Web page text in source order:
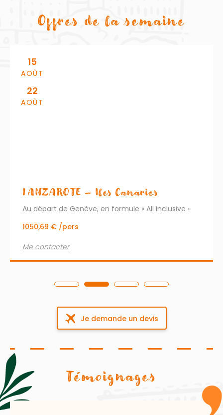
Offres de la semaine
15
AOÛT
22
AOÛT
LANZAROTE – Iles Canaries
Au départ de Genève, en formule « All inclusive »
1050,69 € /pers
Me contacter
Je demande un devis
Témoignages